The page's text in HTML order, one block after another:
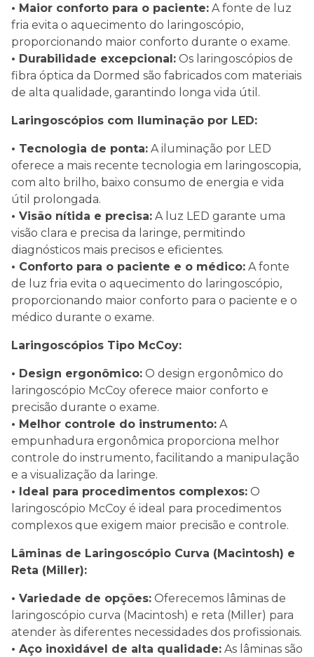
• Maior conforto para o paciente: A fonte de luz
fria evita o aquecimento do laringoscópio,
proporcionando maior conforto durante o exame.
• Durabilidade excepcional: Os laringoscópios de
fibra óptica da Dormed são fabricados com materiais
de alta qualidade, garantindo longa vida útil.
Laringoscópios com Iluminação por LED:
• Tecnologia de ponta: A iluminação por LED
oferece a mais recente tecnologia em laringoscopia,
com alto brilho, baixo consumo de energia e vida
útil prolongada.
• Visão nítida e precisa: A luz LED garante uma
visão clara e precisa da laringe, permitindo
diagnósticos mais precisos e eficientes.
• Conforto para o paciente e o médico: A fonte
de luz fria evita o aquecimento do laringoscópio,
proporcionando maior conforto para o paciente e o
médico durante o exame.
Laringoscópios Tipo McCoy:
• Design ergonômico: O design ergonômico do
laringoscópio McCoy oferece maior conforto e
precisão durante o exame.
• Melhor controle do instrumento: A
empunhadura ergonômica proporciona melhor
controle do instrumento, facilitando a manipulação
e a visualização da laringe.
• Ideal para procedimentos complexos: O
laringoscópio McCoy é ideal para procedimentos
complexos que exigem maior precisão e controle.
Lâminas de Laringoscópio Curva (Macintosh) e
Reta (Miller):
• Variedade de opções: Oferecemos lâminas de
laringoscópio curva (Macintosh) e reta (Miller) para
atender às diferentes necessidades dos profissionais.
• Aço inoxidável de alta qualidade: As lâminas são